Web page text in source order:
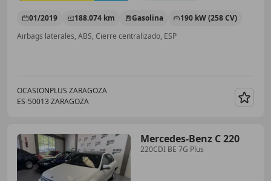
01/2019 188.074 km Gasolina
190 kW (258 CV)
Airbags laterales, ABS, Cierre centralizado, ESP
OCASIONPLUS ZARAGOZA
ES-50013 ZARAGOZA
Mercedes-Benz C 220
220CDI BE 7G Plus